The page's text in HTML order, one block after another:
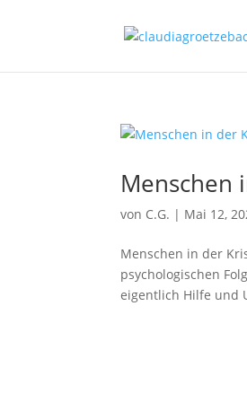
Menschen
von C.G. | Mai 12,
Menschen in der
psychologischen
eigentlich Hilfe und